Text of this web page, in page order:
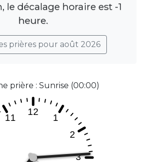
le décalage horaire est -1
heure.
prières pour août 2026
prière : Sunrise (00:00)